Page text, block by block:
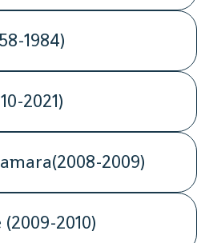
1984)
2021)
2009)
2010)